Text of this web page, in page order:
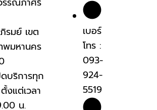
รมย์ เขต
พมหานคร
ดบริการทุก
งแต่เวลา
น.
เบอร์
โทร :
093-
924-
5519